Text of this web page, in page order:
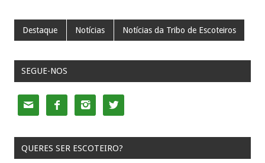
Destaque Notícias Notícias da Tribo de Escoteiros
SEGUE-NOS
   
QUERES SER ESCOTEIRO?